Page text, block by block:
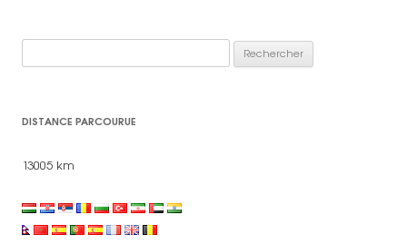
DISTANCE PARCOURUE
13005 km